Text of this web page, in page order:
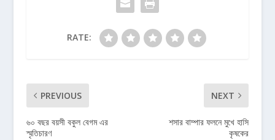
RATE:
PREVIOUS
৬০ বছর বয়সী বকুল বেগম এর
স্মৃতিচারণ
NEXT
শসার বাম্পার ফলনে মুখে হাসি
কৃষকের